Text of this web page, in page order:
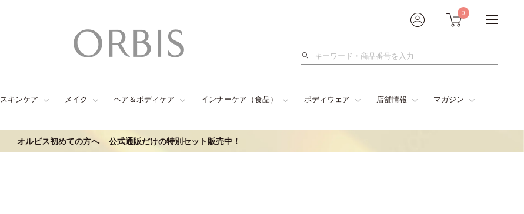
0
検
スキンケア メイク ヘア＆ボディケア インナーケア（食品） ボディウェア 店舗情報 マガジン
オルビス初めての方へ 公式通販だけの特別セット販売中！